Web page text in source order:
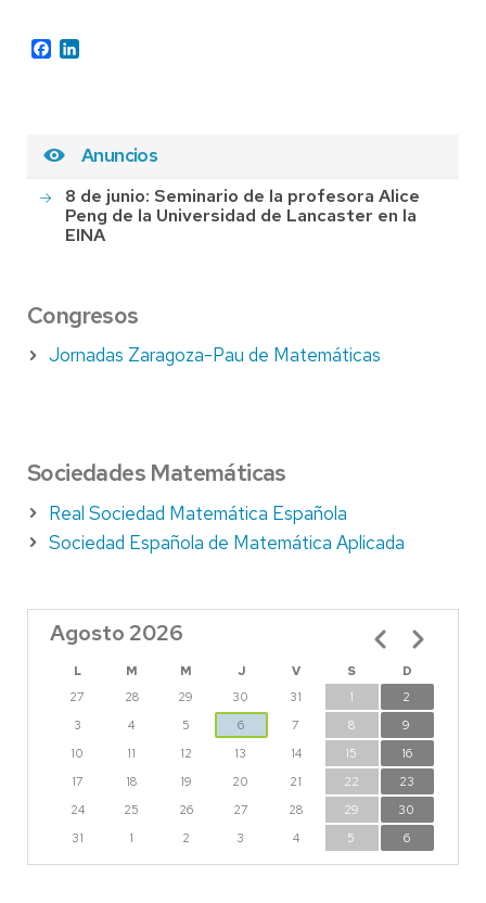
Facebook
Anuncios
8 de junio: Seminario de la profesora Alice
Peng de la Universidad de Lancaster en la
EINA
Congresos
Jornadas Zaragoza-Pau de Matemáticas
Sociedades Matemáticas
Real Sociedad Matemática Española
Sociedad Española de Matemática Aplicada
Agosto 2026
L M M J V S
D
27
28 29 30 31 1
2
3
4 5 6 7 8
9
10
11 12 13 14 15
16
17
18 19 20 21 22
23
24
25 26 27 28 29
30
31
1 2 3 4 5 6
Paginación